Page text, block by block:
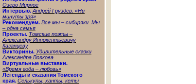
Озеро Мирное
Интервью. Андрей Груздев. «Ни
минуты зря»
Рекомендуем. Все мы – сибиряки. Мы
– одна семья
Проекты. Томские поэты –
Александру Иннокентьевичу
Казанцеву
Викторины. Удивительные сказки
Александра Волкова
Виртуальные выставки.
«Время года – любовь»
Легенды и сказания Томского
края. Селькупы, ханты, кеты